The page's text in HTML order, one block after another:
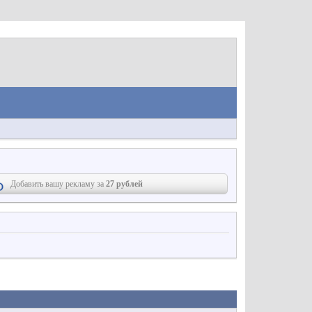
Добавить вашу рекламу за27 рублей